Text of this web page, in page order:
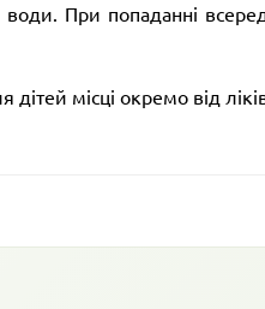
При попаданні
місці окремо від